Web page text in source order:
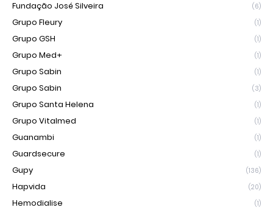
Fundação José Silveira (6)
Grupo Fleury (1)
Grupo GSH (1)
Grupo Med+ (1)
Grupo Sabin (1)
Grupo Sabin (3)
Grupo Santa Helena (1)
Grupo Vitalmed (1)
Guanambi (1)
Guardsecure (1)
Gupy (136)
Hapvida (20)
Hemodialise (1)